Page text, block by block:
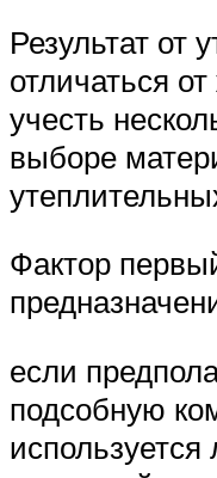
Результат от
отличаться
учесть
выборе
Фактор
если
подсобную